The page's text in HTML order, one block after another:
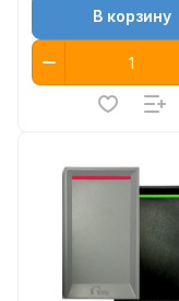
В корзину